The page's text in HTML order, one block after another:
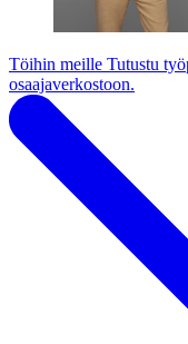
Töihin meille Tutustu
osaajaverkostoon.